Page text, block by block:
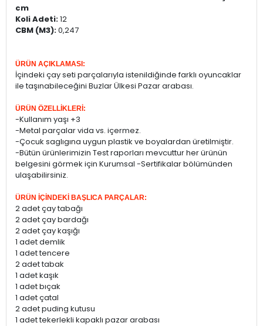
cm
Koli Adeti:12
CBM (M3):0,247
ÜRÜN AÇIKLAMASI:
İçindeki çay seti parçalarıyla istenildiğinde farklı oyuncaklar
ile taşınabileceğini Buzlar Ülkesi Pazar arabası.
ÜRÜN ÖZELLİKLERİ:
-Kullanım yaşı +3
-Metal parçalar vida vs. içermez.
-Çocuk saglıgına uygun plastik ve boyalardan üretilmiştir.
-Bütün ürünlerimizin Test raporları mevcuttur her ürünün
belgesini görmek için Kurumsal -Sertifikalar bölümünden
ulaşabilirsiniz.
ÜRÜN İÇİNDEKİ BAŞLICA PARÇALAR:
2 adet çay tabağı
2 adet çay bardağı
2 adet çay kaşığı
1 adet demlik
1 adet tencere
2 adet tabak
1 adet kaşık
1 adet bıçak
1 adet çatal
2 adet puding kutusu
1 adet tekerlekli kapaklı pazar arabası